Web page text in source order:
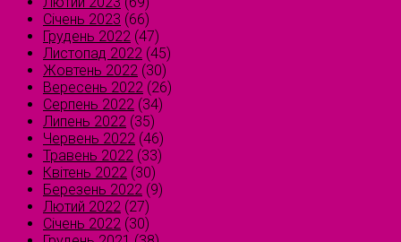
Січень 2023 (66)
Грудень 2022 (47)
Листопад 2022 (45)
Жовтень 2022 (30)
Вересень 2022 (26)
Серпень 2022 (34)
Липень 2022 (35)
Червень 2022 (46)
Травень 2022 (33)
Квітень 2022 (30)
Березень 2022 (9)
Лютий 2022 (27)
Січень 2022 (30)